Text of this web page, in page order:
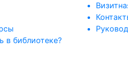
в библиотеке?